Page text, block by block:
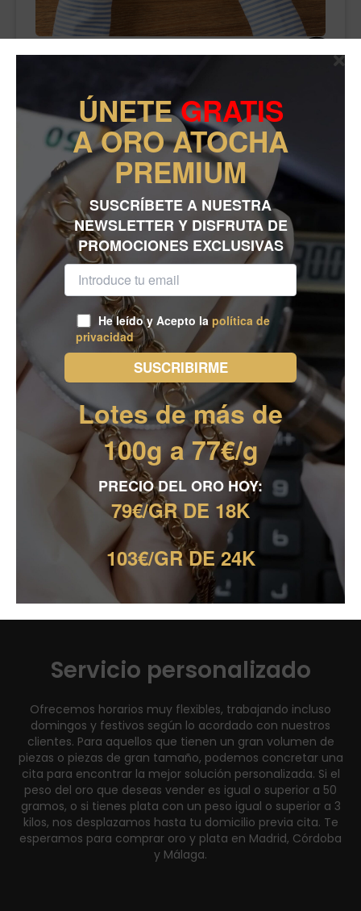
Calcula tu empeño
Disponibles para ti
Atendemos 24/7
Reseñas de nuestros clientes
Servicio personalizado
Ofrecemos horarios muy flexibles, trabajando incluso
domingos y festivos según lo acordado con nuestros
clientes. Para aquellos que tienen un gran volumen de
piezas o piezas de gran tamaño, podemos concretar una
cita para encontrar la mejor solución personalizada. Si el
peso del oro que deseas vender es igual o superior a 50
gramos, o si tienes plata con un peso igual o superior a 3
kilos, nos desplazamos hasta tu domicilio previa cita. Te
esperamos para comprar oro y plata en Madrid, Córdoba
y Málaga.
ÚNETEGRATIS
A ORO ATOCHA
PREMIUM
SUSCRÍBETE A NUESTRA
NEWSLETTER Y DISFRUTA DE
PROMOCIONES EXCLUSIVAS
He leído y Acepto la política de
privacidad
Lotes de más de
100g a 77€/g
PRECIO DEL ORO HOY:
79€/GR DE 18K
103€/GR DE 24K